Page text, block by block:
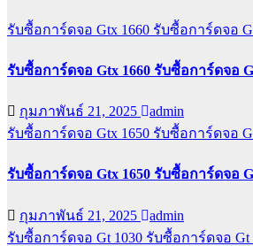
รับซื้อการ์ดจอ Gtx 1660 รับซื้อการ์ดจอ
รับซื้อการ์ดจอ Gtx 1660 รับซื้อการ์ดจอ
กุมภาพันธ์ 21, 2025
admin
รับซื้อการ์ดจอ Gtx 1650 รับซื้อการ์ดจอ
รับซื้อการ์ดจอ Gtx 1650 รับซื้อการ์ดจอ
กุมภาพันธ์ 21, 2025
admin
รับซื้อการ์ดจอ Gt 1030 รับซื้อการ์ดจอ Gt